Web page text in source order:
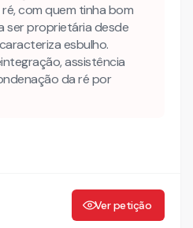
com quem tinha bom
ser proprietária desde
esbulho.
assistência
da ré por
Ver petição